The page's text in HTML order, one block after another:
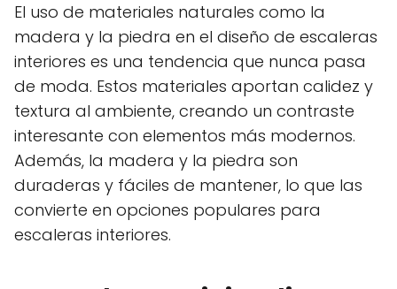
El uso de materiales naturales como la
madera y la piedra en el diseño de escaleras
interiores es una tendencia que nunca pasa
de moda. Estos materiales aportan calidez y
textura al ambiente, creando un contraste
interesante con elementos más modernos.
Además, la madera y la piedra son
duraderas y fáciles de mantener, lo que las
convierte en opciones populares para
escaleras interiores.